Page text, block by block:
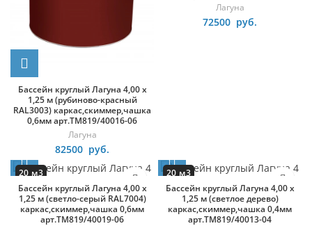
Бассейн круглый Лагуна 4,00 х
1,25 м (рубиново-красный
RAL3003) каркас,скиммер,чашка
0,6мм арт.ТМ819/40016-06
Лагуна
82500 руб.
Лагуна
72500 руб.
20 м3
круг
Бассейн круглый Лагуна 4,00 х
1,25 м (светло-серый RAL7004)
каркас,скиммер,чашка 0,6мм
арт.ТМ819/40019-06
20 м3
круг
Бассейн круглый Лагуна 4,00 х
1,25 м (светлое дерево)
каркас,скиммер,чашка 0,4мм
арт.ТМ819/40013-04